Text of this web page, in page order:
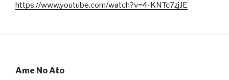
https://www.youtube.com/watch?v=4-KNTc7zjJE
Ame No Ato